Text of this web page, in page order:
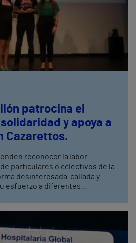
patrocina el
y apoya a
Cazarettos.
reconocer la labor
particulares o colectivos de la
desinteresada, callada y
esfuerzo a diferentes